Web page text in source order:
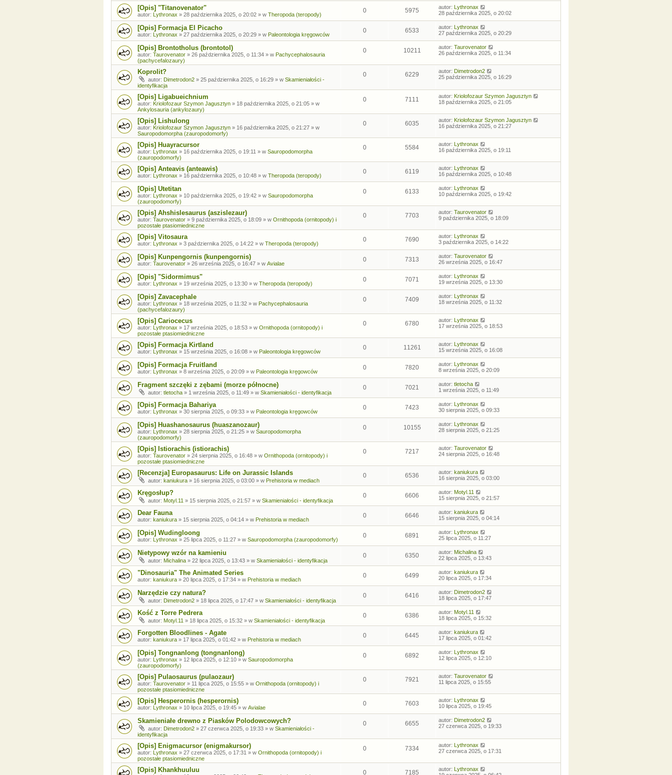
[Opis] "Titanovenator"
autor: Lythronax » 28 października 2025, o 20:02 » w Theropoda (teropody)
0 5975 autor: Lythronax
28 października 2025, o 20:02
[Opis] Formacja El Picacho
autor: Lythronax » 27 października 2025, o 20:29 » w Paleontologia kręgowców
0 6533 autor: Lythronax
27 października 2025, o 20:29
[Opis] Brontotholus (brontotol)
autor: Taurovenator » 26 października 2025, o 11:34 » w Pachycephalosauria
(pachycefalozaury)
0 10211 autor: Taurovenator
26 października 2025, o 11:34
Koprolit?
autor: Dimetrodon2 » 25 października 2025, o 16:29 » w Skamieniałości -
identyfikacja
0 6229 autor: Dimetrodon2
25 października 2025, o 16:29
[Opis] Ligabueichnium
autor: Kriolofozaur Szymon Jagusztyn » 18 października 2025, o 21:05 » w
Ankylosauria (ankylozaury)
0 7111 autor: Kriolofozaur Szymon Jagusztyn
18 października 2025, o 21:05
[Opis] Lishulong
autor: Kriolofozaur Szymon Jagusztyn » 16 października 2025, o 21:27 » w
Sauropodomorpha (zauropodomorfy)
0 6035 autor: Kriolofozaur Szymon Jagusztyn
16 października 2025, o 21:27
[Opis] Huayracursor
autor: Lythronax » 16 października 2025, o 19:11 » w Sauropodomorpha
(zauropodomorfy)
0 5584 autor: Lythronax
16 października 2025, o 19:11
[Opis] Anteavis (anteawis)
autor: Lythronax » 16 października 2025, o 10:48 » w Theropoda (teropody)
0 6119 autor: Lythronax
16 października 2025, o 10:48
[Opis] Utetitan
autor: Lythronax » 10 października 2025, o 19:42 » w Sauropodomorpha
(zauropodomorfy)
0 6133 autor: Lythronax
10 października 2025, o 19:42
[Opis] Ahshislesaurus (aszislezaur)
autor: Taurovenator » 9 października 2025, o 18:09 » w Ornithopoda (ornitopody) i
pozostałe ptasiomiedniczne
0 7703 autor: Taurovenator
9 października 2025, o 18:09
[Opis] Vitosaura
autor: Lythronax » 3 października 2025, o 14:22 » w Theropoda (teropody)
0 7690 autor: Lythronax
3 października 2025, o 14:22
[Opis] Kunpengornis (kunpengornis)
autor: Taurovenator » 26 września 2025, o 16:47 » w Avialae
0 7313 autor: Taurovenator
26 września 2025, o 16:47
[Opis] "Sidormimus"
autor: Lythronax » 19 września 2025, o 13:30 » w Theropoda (teropody)
0 7071 autor: Lythronax
19 września 2025, o 13:30
[Opis] Zavacephale
autor: Lythronax » 18 września 2025, o 11:32 » w Pachycephalosauria
(pachycefalozaury)
0 7409 autor: Lythronax
18 września 2025, o 11:32
[Opis] Cariocecus
autor: Lythronax » 17 września 2025, o 18:53 » w Ornithopoda (ornitopody) i
pozostałe ptasiomiedniczne
0 6780 autor: Lythronax
17 września 2025, o 18:53
[Opis] Formacja Kirtland
autor: Lythronax » 15 września 2025, o 16:08 » w Paleontologia kręgowców
0 11261 autor: Lythronax
15 września 2025, o 16:08
[Opis] Formacja Fruitland
autor: Lythronax » 8 września 2025, o 20:09 » w Paleontologia kręgowców
0 7820 autor: Lythronax
8 września 2025, o 20:09
Fragment szczęki z zębami (morze północne)
autor: tletocha » 1 września 2025, o 11:49 » w Skamieniałości - identyfikacja
0 7021 autor: tletocha
1 września 2025, o 11:49
[Opis] Formacja Bahariya
autor: Lythronax » 30 sierpnia 2025, o 09:33 » w Paleontologia kręgowców
0 7423 autor: Lythronax
30 sierpnia 2025, o 09:33
[Opis] Huashanosaurus (huaszanozaur)
autor: Lythronax » 28 sierpnia 2025, o 21:25 » w Sauropodomorpha
(zauropodomorfy)
0 10155 autor: Lythronax
28 sierpnia 2025, o 21:25
[Opis] Istiorachis (istiorachis)
autor: Taurovenator » 24 sierpnia 2025, o 16:48 » w Ornithopoda (ornitopody) i
pozostałe ptasiomiedniczne
0 7217 autor: Taurovenator
24 sierpnia 2025, o 16:48
[Recenzja] Europasaurus: Life on Jurassic Islands
autor: kaniukura » 16 sierpnia 2025, o 03:00 » w Prehistoria w mediach
0 6536 autor: kaniukura
16 sierpnia 2025, o 03:00
Kręgosłup?
autor: Motyl.11 » 15 sierpnia 2025, o 21:57 » w Skamieniałości - identyfikacja
0 6606 autor: Motyl.11
15 sierpnia 2025, o 21:57
Dear Fauna
autor: kaniukura » 15 sierpnia 2025, o 04:14 » w Prehistoria w mediach
0 6646 autor: kaniukura
15 sierpnia 2025, o 04:14
[Opis] Wudingloong
autor: Lythronax » 25 lipca 2025, o 11:27 » w Sauropodomorpha (zauropodomorfy)
0 6891 autor: Lythronax
25 lipca 2025, o 11:27
Nietypowy wzór na kamieniu
autor: Michalina » 22 lipca 2025, o 13:43 » w Skamieniałości - identyfikacja
0 6350 autor: Michalina
22 lipca 2025, o 13:43
"Dinosauria" The Animated Series
autor: kaniukura » 20 lipca 2025, o 17:34 » w Prehistoria w mediach
0 6499 autor: kaniukura
20 lipca 2025, o 17:34
Narzędzie czy natura?
autor: Dimetrodon2 » 18 lipca 2025, o 17:47 » w Skamieniałości - identyfikacja
0 6416 autor: Dimetrodon2
18 lipca 2025, o 17:47
Kość z Torre Pedrera
autor: Motyl.11 » 18 lipca 2025, o 15:32 » w Skamieniałości - identyfikacja
0 6386 autor: Motyl.11
18 lipca 2025, o 15:32
Forgotten Bloodlines - Agate
autor: kaniukura » 17 lipca 2025, o 01:42 » w Prehistoria w mediach
0 6445 autor: kaniukura
17 lipca 2025, o 01:42
[Opis] Tongnanlong (tongnanlong)
autor: Lythronax » 12 lipca 2025, o 12:10 » w Sauropodomorpha
(zauropodomorfy)
0 6892 autor: Lythronax
12 lipca 2025, o 12:10
[Opis] Pulaosaurus (pulaozaur)
autor: Taurovenator » 11 lipca 2025, o 15:55 » w Ornithopoda (ornitopody) i
pozostałe ptasiomiedniczne
0 7921 autor: Taurovenator
11 lipca 2025, o 15:55
[Opis] Hesperornis (hesperornis)
autor: Lythronax » 10 lipca 2025, o 19:45 » w Avialae
0 7603 autor: Lythronax
10 lipca 2025, o 19:45
Skamieniałe drewno z Piasków Polodowcowych?
autor: Dimetrodon2 » 27 czerwca 2025, o 19:33 » w Skamieniałości -
identyfikacja
0 6655 autor: Dimetrodon2
27 czerwca 2025, o 19:33
[Opis] Enigmacursor (enigmakursor)
autor: Lythronax » 27 czerwca 2025, o 17:31 » w Ornithopoda (ornitopody) i
pozostałe ptasiomiedniczne
0 7334 autor: Lythronax
27 czerwca 2025, o 17:31
[Opis] Khankhuuluu 0 7185 autor: Lythronax